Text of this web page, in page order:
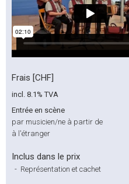
Frais [CHF]
incl. 8.1% TVA
Entrée en scène
par musicien/ne à partir de
à l'étranger
Inclus dans le prix
- Représentation et cachet